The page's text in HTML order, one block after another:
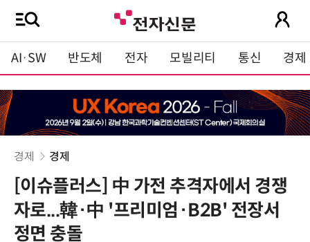
AI·SW 반도체 전자 모빌리티 통신 경제
경제 경제
[이슈플러스] 中 가전 추격자에서 경쟁
자로...韓·中 '프리미엄·B2B' 전장서
정면 충돌